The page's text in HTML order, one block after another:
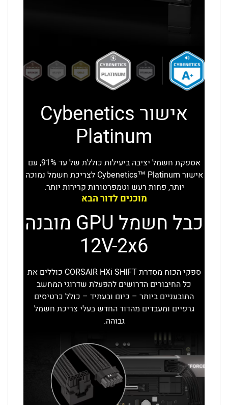
אישור Cybenetics
Platinum
אספקת חשמל יציבה ביעילות כוללת של עד 91%, עם
אישור Cybenetics™ Platinum לצריכת חשמל נמוכה
יותר, פחות רעש וטמפרטורות קרירות יותר.
מוכנים לדור הבא
כבל חשמל GPU
מובנה
12V-2x6
ספקי הכוח מסדרת CORSAIR HXi SHIFT כוללים את
כל החיבורים הדרושים להפעלת שדרוגי המחשב
התובעניים ביותר – כיום ובעתיד – כולל כרטיסים
גרפיים ומעבדים מהדור החדש בעלי צריכת חשמל
גבוהה.